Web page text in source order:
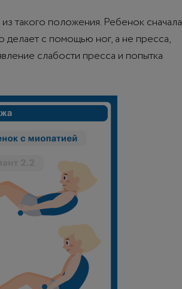
такого положения. Ребенок сначала
делает с помощью ног, а не пресса,
слабости пресса и попытка